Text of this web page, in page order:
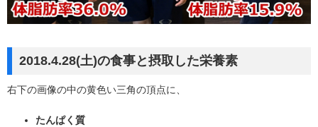
2018.4.28(土)の食事と摂取した栄養素
右下の画像の中の黄色い三角の頂点に、
たんぱく質